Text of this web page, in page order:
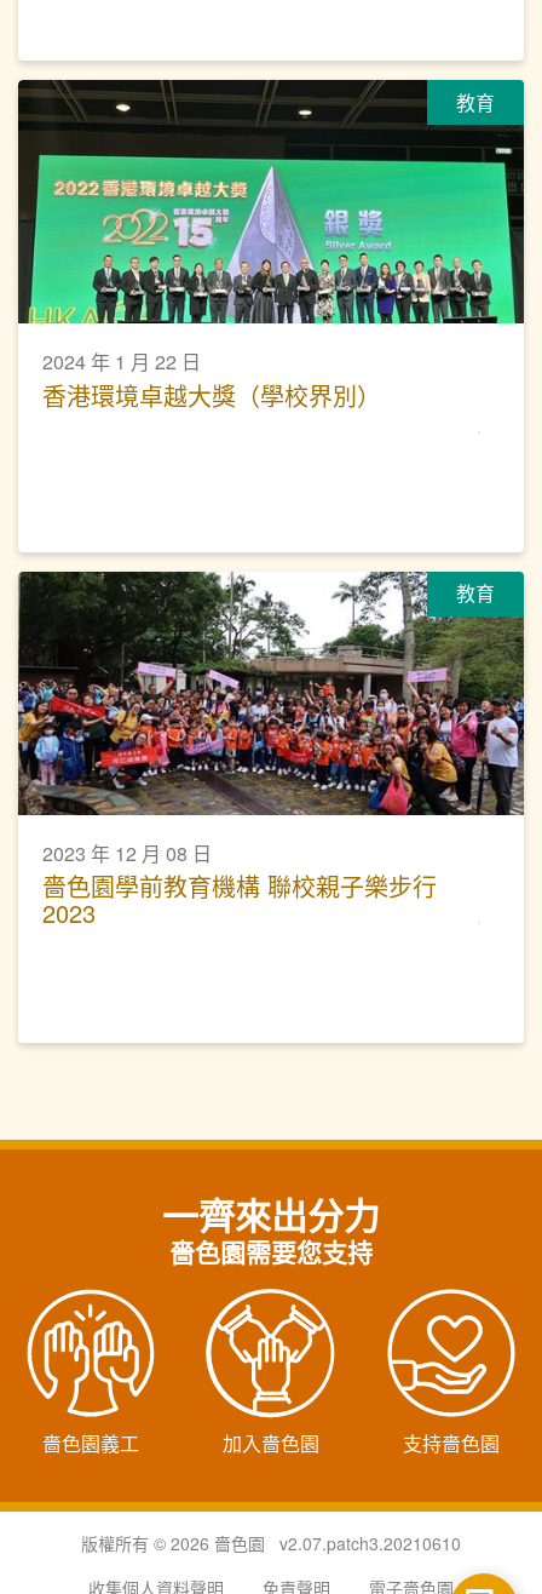
教育
2024 年 1 月 22 日
香港環境卓越大獎（學校界別）
教育
2023 年 12 月 08 日
嗇色園學前教育機構 聯校親子樂步行
2023
一齊來出分力
嗇色園需要您支持
嗇色園義工 加入嗇色園 支持嗇色園
版權所有 © 2026 嗇色園 v2.07.patch3.20210610
收集個人資料聲明
免責聲明 電子嗇色園